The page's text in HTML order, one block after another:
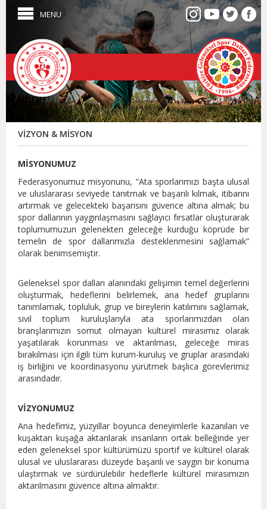
MENU
VİZYON & MİSYON
MİSYONUMUZ
Federasyonumuz misyonunu, “Ata sporlarımızı başta ulusal
ve uluslararası seviyede tanıtmak ve başarılı kılmak, itibarını
artırmak ve gelecekteki başarısını güvence altına almak; bu
spor dallarının yaygınlaşmasını sağlayıcı fırsatlar oluşturarak
toplumumuzun gelenekten geleceğe kurduğu köprüde bir
temelin de spor dallarımızla desteklenmesini sağlamak”
olarak benimsemiştir.
Geleneksel spor dalları alanındaki gelişimin temel değerlerini
oluşturmak, hedeflerini belirlemek, ana hedef gruplarını
tanımlamak, topluluk, grup ve bireylerin katılımını sağlamak,
sivil toplum kuruluşlarıyla ata sporlarımızdan olan
branşlarımızın somut olmayan kültürel mirasımız olarak
yaşatılarak korunması ve aktarılması, geleceğe miras
bırakılması için ilgili tüm kurum-kuruluş ve gruplar arasındaki
iş birliğini ve koordinasyonu yürütmek başlıca görevlerimiz
arasındadır.
VİZYONUMUZ
Ana hedefimiz, yüzyıllar boyunca deneyimlerle kazanılan ve
kuşaktan kuşağa aktarılarak insanların ortak belleğinde yer
eden geleneksel spor kültürümüzü sportif ve kültürel olarak
ulusal ve uluslararası düzeyde başarılı ve saygın bir konuma
ulaştırmak ve sürdürülebilir hedeflerle kültürel mirasımızın
aktarılmasını güvence altına almaktır.